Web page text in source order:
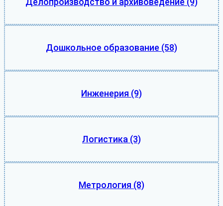
Дошкольное образование (58)
Инженерия (9)
Логистика (3)
Метрология (8)